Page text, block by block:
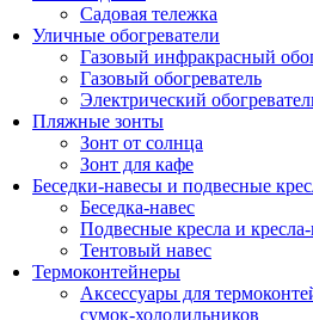
Садовая тележка
Уличные обогреватели
Газовый инфракрасный
Газовый обогреватель
Электрический
Пляжные зонты
Зонт от солнца
Зонт для кафе
Беседки-навесы и подвесные
Беседка-навес
Подвесные кресла и кресла-
Тентовый навес
Термоконтейнеры
Аксессуары для
сумок-холодильников